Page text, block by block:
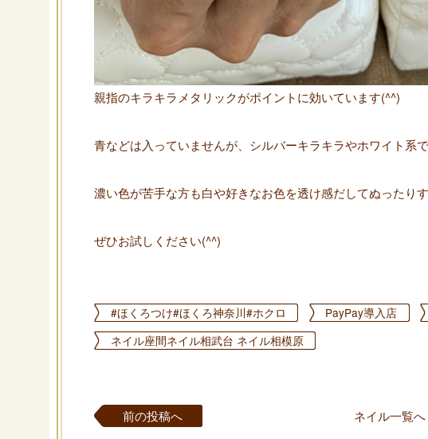
親指のキラキラメタリックがポイントに効いています(^^)
青などは入っていませんが、シルバーキラキラやホワイト系
濃い色が苦手な方も白や好きなお色を透け感だしてぬったり
ぜひお試しください(^^)
#ほくろつけ#ほくろ神奈川#ホクロ PayPay導入店
ネイル座間ネイル相武台 ネイル相模原
前の投稿へ ネイル一覧へ